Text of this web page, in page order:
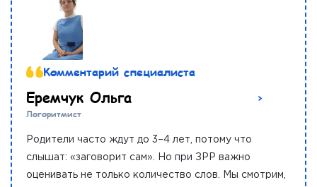
Комментарий специалиста
Еремчук Ольга
Логоритмист
Родители часто ждут до 3–4 лет, потому что
слышат: «заговорит сам». Но при ЗРР важно
оценивать не только количество слов. Мы смотрим,